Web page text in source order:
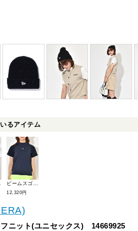
るアイテム
12,320円
ニット(ユニセックス) 14669925